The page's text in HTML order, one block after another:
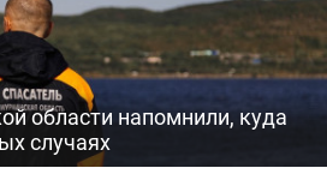
области напомнили, куда
случаях